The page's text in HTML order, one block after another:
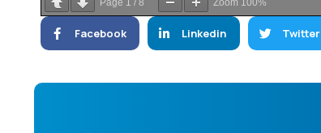
Page 1 / 8 Zoom 100%
Facebook Linkedin Twitter